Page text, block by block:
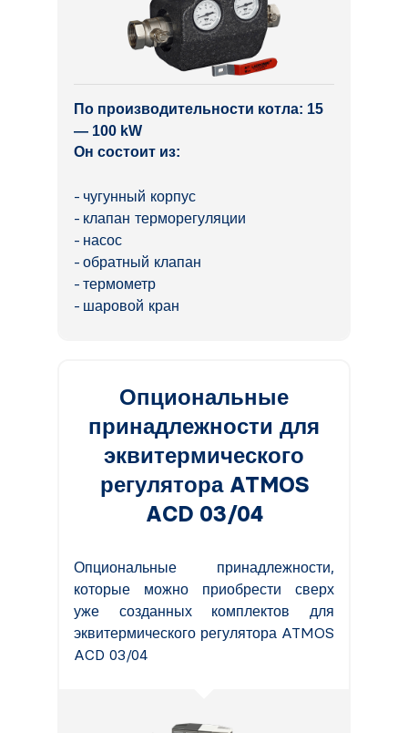
По производительности котла: 15
— 100 kW
Он состоит из:
чугунный корпус
клапан терморегуляции
насос
обратный клапан
термометр
шаровой кран
Опциональные
принадлежности для
эквитермического
регулятора ATMOS
ACD 03/04
Опциональные принадлежности,
которые можно приобрести сверх
уже созданных комплектов для
эквитермического регулятора ATMOS
ACD 03/04